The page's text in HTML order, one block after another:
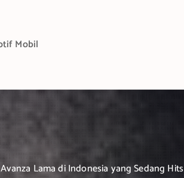
Mobil
Lama di Indonesia yang Sedang Hits